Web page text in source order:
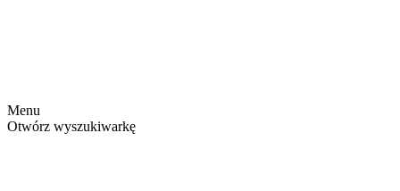
Menu
Otwórz wyszukiwarkę